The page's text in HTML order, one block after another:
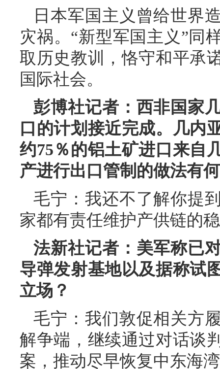
日本军国主义曾给世界
灾祸。“新型军国主义”同
取历史教训，恪守和平承
国际社会。
彭博社记者：西非国家
口的计划接近完成。几内
约75％的铝土矿进口来自
产进行出口管制的做法有
毛宁：我还不了解你提
家都有责任维护产供链的
法新社记者：美军称已
导弹发射基地以及据称试
立场？
毛宁：我们敦促相关方
解争端，继续通过对话谈
案，推动尽早恢复中东海